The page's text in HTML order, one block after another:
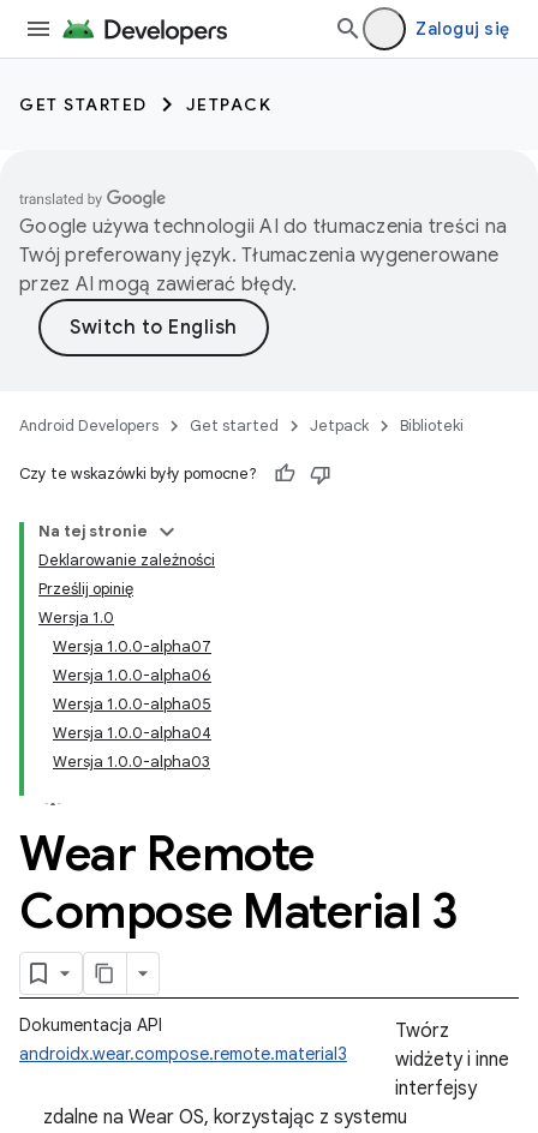
Zaloguj się
GET STARTED JETPACK
Google używa technologii AI do tłumaczenia treści na
Twój preferowany język. Tłumaczenia wygenerowane
przez AI mogą zawierać błędy.
Android Developers Get started Jetpack Biblioteki
Czy te wskazówki były pomocne?
Na tej stronie
Deklarowanie zależności
Prześlij opinię
Wersja 1.0
Wersja 1.0.0-alpha07
Wersja 1.0.0-alpha06
Wersja 1.0.0-alpha05
Wersja 1.0.0-alpha04
Wersja 1.0.0-alpha03
Wear Remote
Compose Material 3
Dokumentacja API
androidx.wear.compose.remote.material3
Twórz
widżety i inne
interfejsy
zdalne na Wear OS, korzystając z systemu